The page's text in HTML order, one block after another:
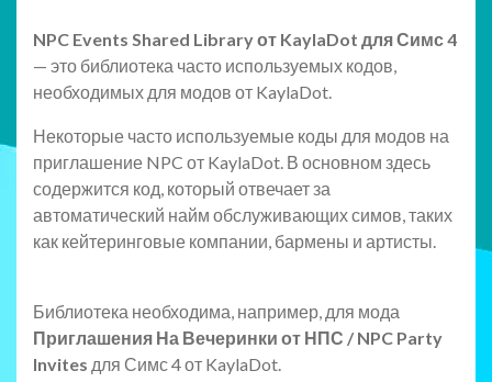
NPC Events Shared Library от KaylaDot для Симс 4
— это библиотека часто используемых кодов,
необходимых для модов от KaylaDot.
Некоторые часто используемые коды для модов на
приглашение NPC от KaylaDot. В основном здесь
содержится код, который отвечает за
автоматический найм обслуживающих симов, таких
как кейтеринговые компании, бармены и артисты.
Библиотека необходима, например, для мода
Приглашения На Вечеринки от НПС / NPC Party
Invites для Симс 4 от KaylaDot.